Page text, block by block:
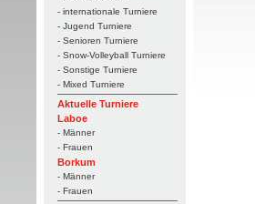
- internationale Turniere
- Jugend Turniere
- Senioren Turniere
- Snow-Volleyball Turniere
- Sonstige Turniere
- Mixed Turniere
Aktuelle Turniere
Laboe
- Männer
- Frauen
Borkum
- Männer
- Frauen